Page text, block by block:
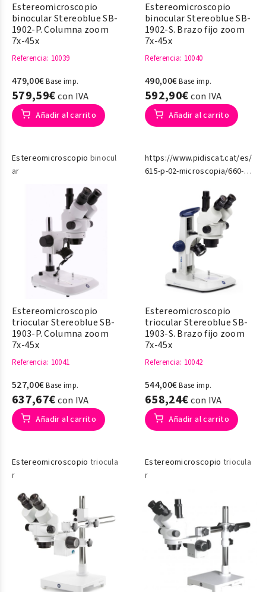
Estereomicroscopio
binocular Stereoblue SB-
1902-P. Columna zoom
7x-45x
Referencia: 10039
479,00€Base imp.
579,59€con IVA
Añadir al carrito
Estereomicroscopio binocul
ar
Estereomicroscopio
binocular Stereoblue SB-
1902-S. Brazo fijo zoom
7x-45x
Referencia: 10040
490,00€Base imp.
592,90€con IVA
Añadir al carrito
https://www.pidiscat.cat/es/
615-p-02-microscopia/660-
Estereomicroscopio
triocular Stereoblue SB-
1903-P. Columna zoom
7x-45x
Referencia: 10041
527,00€Base imp.
637,67€con IVA
Añadir al carrito
Estereomicroscopio triocula
r
Estereomicroscopio
triocular Stereoblue SB-
1903-S. Brazo fijo zoom
7x-45x
Referencia: 10042
544,00€Base imp.
658,24€con IVA
Añadir al carrito
Estereomicroscopio triocula
r